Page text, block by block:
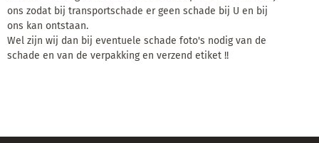
ons zodat bij transportschade er geen schade bij U en bij
ons kan ontstaan.
Wel zijn wij dan bij eventuele schade foto's nodig van de
schade en van de verpakking en verzend etiket !!